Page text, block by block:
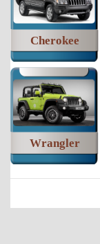
Cherokee
Wrangler